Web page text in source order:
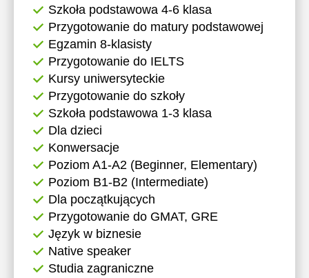
Szkoła podstawowa 4-6 klasa
Przygotowanie do matury podstawowej
Egzamin 8-klasisty
Przygotowanie do IELTS
Kursy uniwersyteckie
Przygotowanie do szkoły
Szkoła podstawowa 1-3 klasa
Dla dzieci
Konwersacje
Poziom A1-A2 (Beginner, Elementary)
Poziom B1-B2 (Intermediate)
Dla początkujących
Przygotowanie do GMAT, GRE
Język w biznesie
Native speaker
Studia zagraniczne
13:30
14:00
14:30
15:00